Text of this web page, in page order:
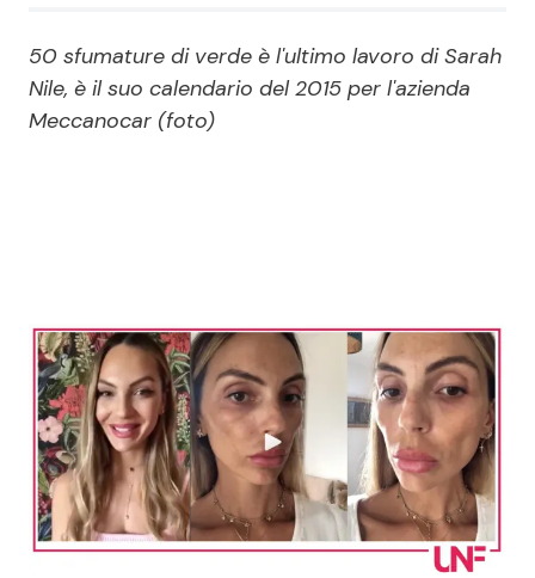
Politica Reality e Talent
News Musica
News Spettacolo
Benessere
Casa
Cucina e Ricette
Consigli di Cucina
50 sfumature di verde è l'ultimo lavoro di Sarah
Nile, è il suo calendario del 2015 per l'azienda
Meccanocar (foto)